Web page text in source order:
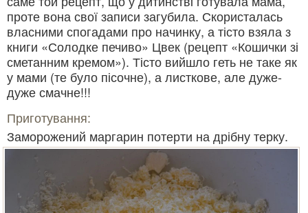
проте вона свої записи загубила. Скористалась
власними спогадами про начинку, а тісто взяла з
книги «Солодке печиво» Цвек (рецепт «Кошички зі
сметанним кремом»). Тісто вийшло геть не таке як
у мами (те було пісочне), а листкове, але дуже-
дуже смачне!!!
Приготування:
Заморожений маргарин потерти на дрібну терку.